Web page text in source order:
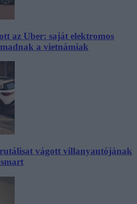
az Uber: saját elektromos
a vietnámiak
vágott villanyautójának